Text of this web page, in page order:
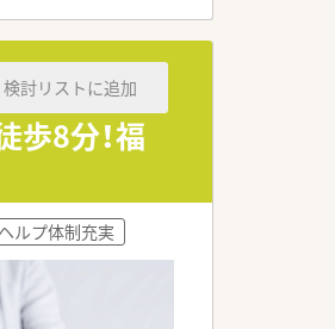
8分！福
検討リストに追加
ヘルプ体制充実